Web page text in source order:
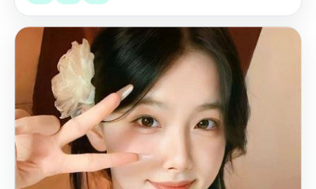
2025